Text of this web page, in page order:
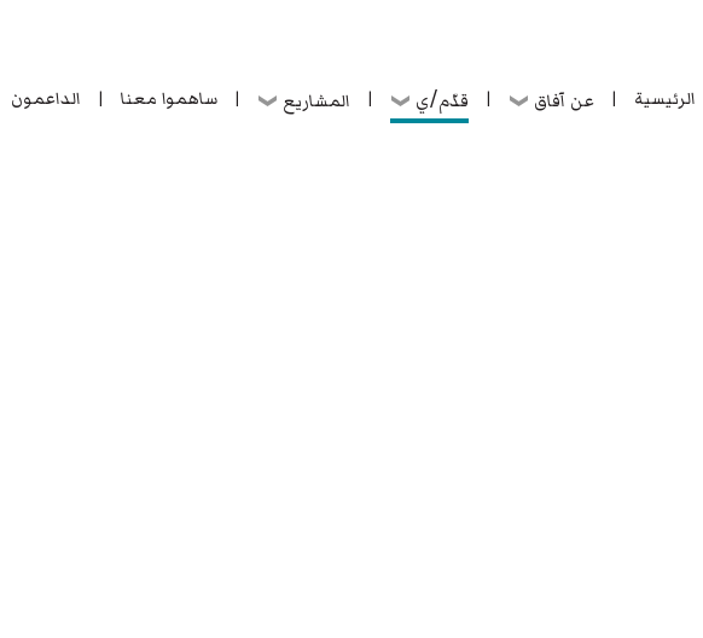
الرئيسية | عن آفاق | قدّم/ي | المشاريع | ساهموا معنا | الداعمون